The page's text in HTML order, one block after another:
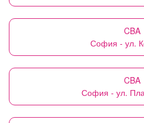
CBA
София - ул.
CBA
София - ул.